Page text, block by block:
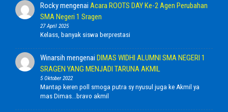
Rockymengenai Acara ROOTS DAY Ke-2 Agen Perubahan
SMA Negeri 1 Sragen
27 April 2025
Kelass, banyak siswa berprestasi
Winarsih mengenai DIMAS WIDHI ALUMNI SMA NEGERI 1
SRAGEN YANG MENJADI TARUNA AKMIL
5 Oktober 2022
Mantap keren poll smoga putra sy nyusul juga ke Akmil ya
mas Dimas...bravo akmil